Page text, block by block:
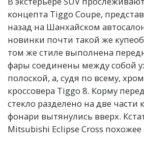
концепта Tiggo Coupe,
назад на Шанхайском
новинки почти такой же
том же стиле выполнена
фары соединены между собой
полоской, а, судя по всему,
кроссовера Tiggo 8. Корму
стекло разделено на две части
фонари вытянулись вверх.
Mitsubishi Eclipse Cross